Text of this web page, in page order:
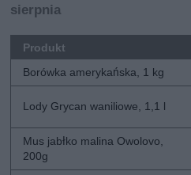
sierpnia
Produkt
Borówka amerykańska, 1 kg
Lody Grycan waniliowe, 1,1 l
Mus jabłko malina Owolovo,
200g